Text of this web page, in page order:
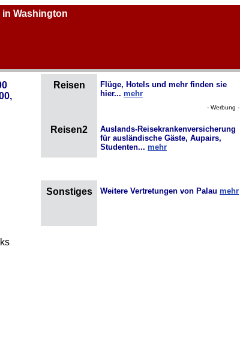
Washington
Reisen
Flüge, Hotels und mehr finden sie
hier... mehr
- Werbung -
Reisen2
Auslands-Reisekrankenversicherung
für ausländische Gäste, Aupairs,
Studenten... mehr
Sonstiges Weitere Vertretungen von Palau mehr